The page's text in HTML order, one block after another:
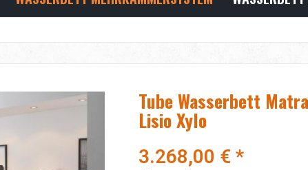
Tube Wasserbett
Lisio Xylo
3.268,00 € *